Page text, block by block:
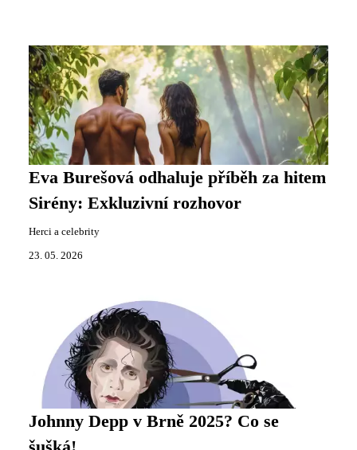
Eva Burešová odhaluje příběh za hitem
Sirény: Exkluzivní rozhovor
Herci a celebrity
23. 05. 2026
Johnny Depp v Brně 2025? Co se